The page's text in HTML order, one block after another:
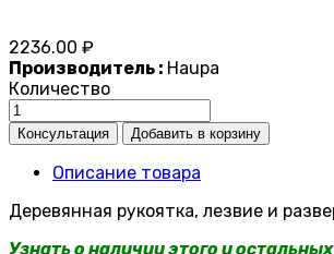
2236.00 ₽
Производитель : Haupa
Количество
Описание товара
Деревянная рукоятка, лезвие и
Узнать о наличии этого и